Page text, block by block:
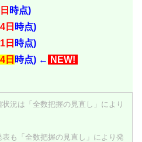
時点)
日 時点)
日 時点)
日 時点) ← NEW!
況は「全数把握の見直し」により
も「全数把握の見直し」により発